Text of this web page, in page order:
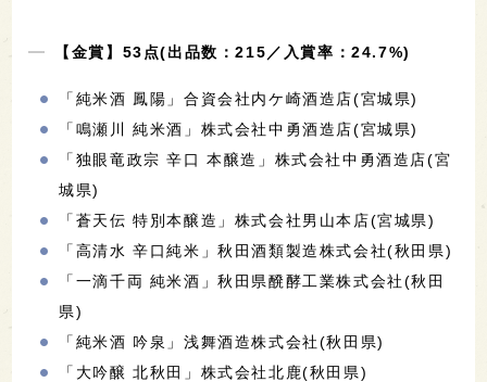
【金賞】53点(出品数：215／入賞率：24.7%)
「純米酒 鳳陽」合資会社内ケ崎酒造店(宮城県)
「鳴瀬川 純米酒」株式会社中勇酒造店(宮城県)
「独眼竜政宗 辛口 本醸造」株式会社中勇酒造店(宮
城県)
「蒼天伝 特別本醸造」株式会社男山本店(宮城県)
「高清水 辛口純米」秋田酒類製造株式会社(秋田県)
「一滴千両 純米酒」秋田県醗酵工業株式会社(秋田
県)
「純米酒 吟泉」浅舞酒造株式会社(秋田県)
「大吟醸 北秋田」株式会社北鹿(秋田県)